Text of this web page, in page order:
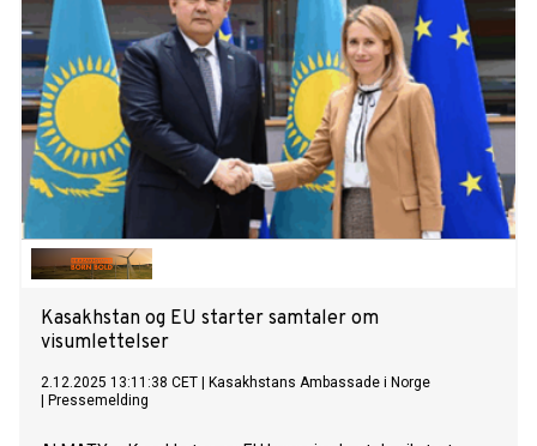
Kasakhstan og EU starter samtaler om
visumlettelser
2.12.2025 13:11:38 CET
Kasakhstans Ambassade i Norge
Pressemelding